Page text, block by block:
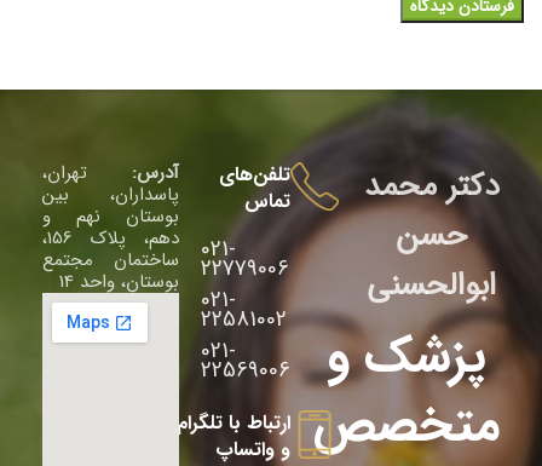
دکتر محمد
حسن
ابوالحسنی
پزشک و
متخصص
تلفن‌های
تماس
021-
22779006
021-
22581002
021-
22569006
ارتباط با تلگرام
و واتساپ
آدرس: تهران،
پاسداران، بین
بوستان نهم و
دهم، پلاک 156،
ساختمان مجتمع
بوستان، واحد 14